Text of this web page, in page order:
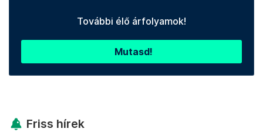
További élő árfolyamok!
Mutasd!
Friss hírek